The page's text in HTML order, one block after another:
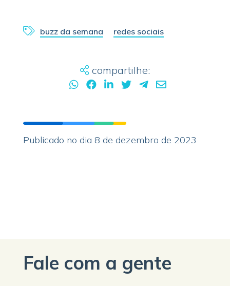
buzz da semana redes sociais
compartilhe:
Publicado no dia 8 de dezembro de 2023
Fale com a gente